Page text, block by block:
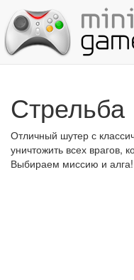
Стрельба
Отличный шутер с
уничтожить всех врагов,
Выбираем миссию и алга!